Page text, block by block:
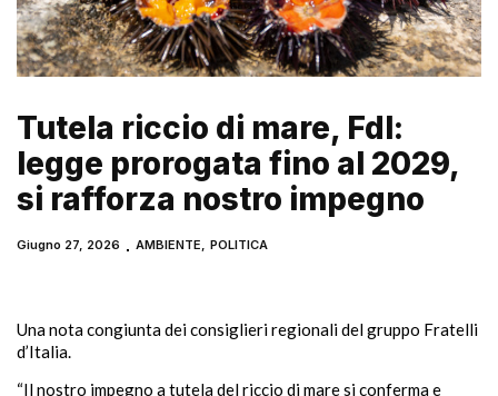
Tutela riccio di mare, FdI:
legge prorogata fino al 2029,
si rafforza nostro impegno
Giugno 27, 2026 AMBIENTE,POLITICA
Una nota congiunta dei consiglieri regionali del gruppo Fratelli
d’Italia.
“Il nostro impegno a tutela del riccio di mare si conferma e